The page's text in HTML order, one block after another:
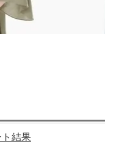
結果